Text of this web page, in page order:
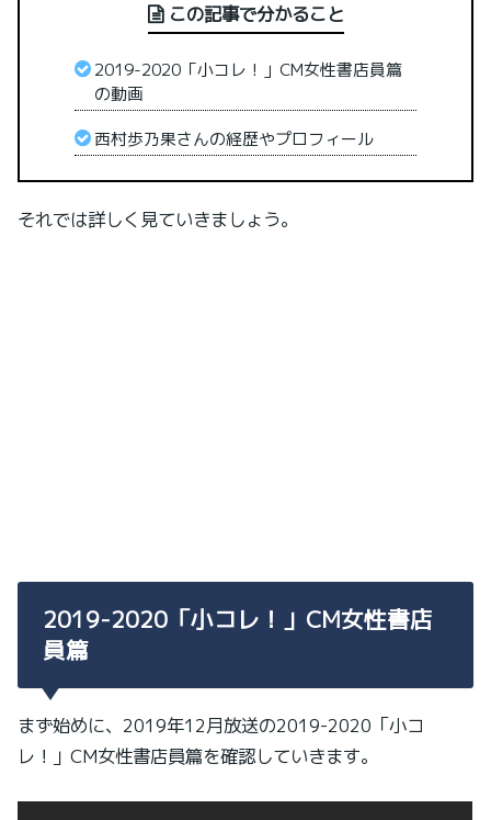
この記事で分かること
2019-2020「小コレ！」CM女性書店員篇
の動画
西村歩乃果さんの経歴やプロフィール
それでは詳しく見ていきましょう。
2019-2020「小コレ！」CM女性書店
員篇
まず始めに、2019年12月放送の2019-2020「小コ
レ！」CM女性書店員篇を確認していきます。